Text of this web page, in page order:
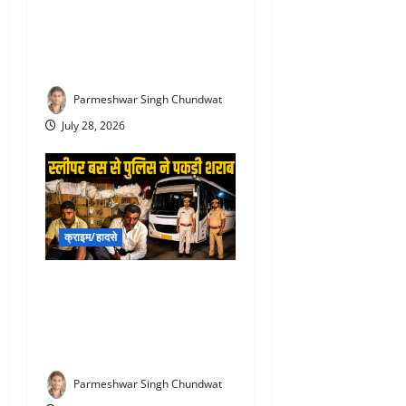
Parmeshwar Singh Chundwat
July 28, 2026
क्राइम/हादसे
Parmeshwar Singh Chundwat